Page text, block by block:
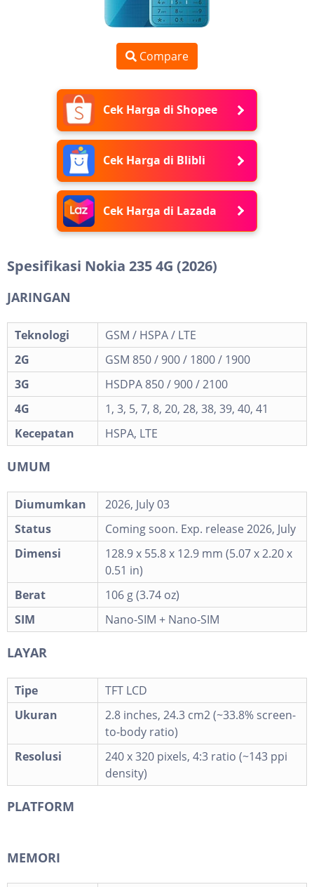
Compare
Cek Harga di Shopee
Cek Harga di Blibli
Cek Harga di Lazada
Spesifikasi Nokia 235 4G (2026)
JARINGAN
Teknologi
GSM / HSPA / LTE
2G
GSM 850 / 900 / 1800 / 1900
3G
HSDPA 850 / 900 / 2100
4G
1, 3, 5, 7, 8, 20, 28, 38, 39, 40, 41
Kecepatan
HSPA, LTE
UMUM
Diumumkan
2026, July 03
Status
Coming soon. Exp. release 2026, July
Dimensi
128.9 x 55.8 x 12.9 mm (5.07 x 2.20 x
0.51 in)
Berat
106 g (3.74 oz)
SIM
Nano-SIM + Nano-SIM
LAYAR
Tipe
TFT LCD
Ukuran
2.8 inches, 24.3 cm2 (~33.8% screen-
to-body ratio)
Resolusi
240 x 320 pixels, 4:3 ratio (~143 ppi
density)
PLATFORM
MEMORI